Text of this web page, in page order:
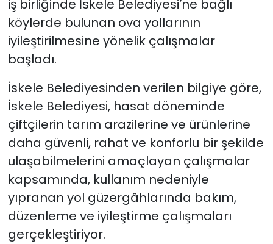
iş birliğinde İskele Belediyesi’ne bağlı
köylerde bulunan ova yollarının
iyileştirilmesine yönelik çalışmalar
başladı.
İskele Belediyesinden verilen bilgiye göre,
İskele Belediyesi, hasat döneminde
çiftçilerin tarım arazilerine ve ürünlerine
daha güvenli, rahat ve konforlu bir şekilde
ulaşabilmelerini amaçlayan çalışmalar
kapsamında, kullanım nedeniyle
yıpranan yol güzergâhlarında bakım,
düzenleme ve iyileştirme çalışmaları
gerçekleştiriyor.
SAĞLIK
Spor
Teknoloji
TÜRKiYE
Video Galeri
YAŞAM
Yazarlar